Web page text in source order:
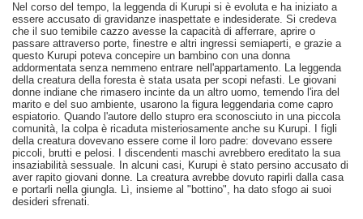
Nel corso del tempo, la leggenda di Kurupi si è evoluta e ha iniziato a
essere accusato di gravidanze inaspettate e indesiderate. Si credeva
che il suo temibile cazzo avesse la capacità di afferrare, aprire o
passare attraverso porte, finestre e altri ingressi semiaperti, e grazie a
questo Kurupi poteva concepire un bambino con una donna
addormentata senza nemmeno entrare nell'appartamento. La leggenda
della creatura della foresta è stata usata per scopi nefasti. Le giovani
donne indiane che rimasero incinte da un altro uomo, temendo l'ira del
marito e del suo ambiente, usarono la figura leggendaria come capro
espiatorio. Quando l'autore dello stupro era sconosciuto in una piccola
comunità, la colpa è ricaduta misteriosamente anche su Kurupi. I figli
della creatura dovevano essere come il loro padre: dovevano essere
piccoli, brutti e pelosi. I discendenti maschi avrebbero ereditato la sua
insaziabilità sessuale. In alcuni casi, Kurupi è stato persino accusato di
aver rapito giovani donne. La creatura avrebbe dovuto rapirli dalla casa
e portarli nella giungla. Lì, insieme al "bottino", ha dato sfogo ai suoi
desideri sfrenati.